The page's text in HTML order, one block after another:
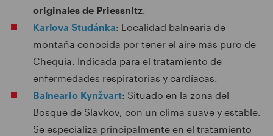
originales de Priessnitz.
Karlova Studánka: Localidad balnearia de
montaña conocida por tener el aire más puro de
Chequia. Indicada para el tratamiento de
enfermedades respiratorias y cardíacas.
Balneario Kynžvart: Situado en la zona del
Bosque de Slavkov, con un clima suave y estable.
Se especializa principalmente en el tratamiento